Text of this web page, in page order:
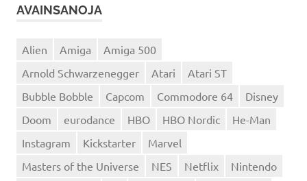
AVAINSANOJA
Alien Amiga
Amiga 500
Arnold Schwarzenegger
Atari
Atari ST
Bubble Bobble
Capcom Commodore 64
Disney
Doom
eurodance HBO HBO Nordic
He-Man
Instagram
Kickstarter
Marvel
Masters of the Universe
NES Netflix
Nintendo